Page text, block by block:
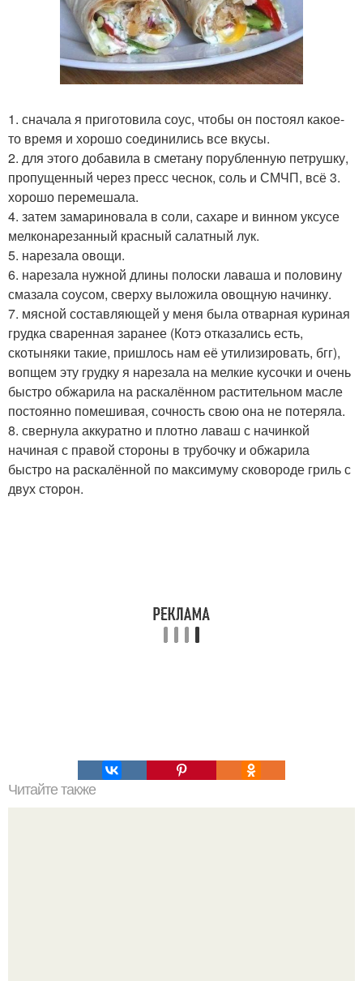
1. сначала я приготовила соус, чтобы он постоял какое-
то время и хорошо соединились все вкусы.
2. для этого добавила в сметану порубленную петрушку,
пропущенный через пресс чеснок, соль и СМЧП, всё 3.
хорошо перемешала.
4. затем замариновала в соли, сахаре и винном уксусе
мелконарезанный красный салатный лук.
5. нарезала овощи.
6. нарезала нужной длины полоски лаваша и половину
смазала соусом, сверху выложила овощную начинку.
7. мясной составляющей у меня была отварная куриная
грудка сваренная заранее (Котэ отказались есть,
скотыняки такие, пришлось нам её утилизировать, бгг),
вопщем эту грудку я нарезала на мелкие кусочки и очень
быстро обжарила на раскалённом растительном масле
постоянно помешивая, сочность свою она не потеряла.
8. свернула аккуратно и плотно лаваш с начинкой
начиная с правой стороны в трубочку и обжарила
быстро на раскалённой по максимуму сковороде гриль с
двух сторон.
Читайте также